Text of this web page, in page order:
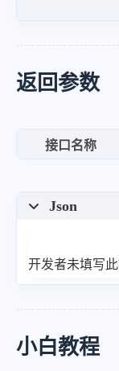
}
},
{
返回参数
接口名称
Json
开发者未填写
小白教程